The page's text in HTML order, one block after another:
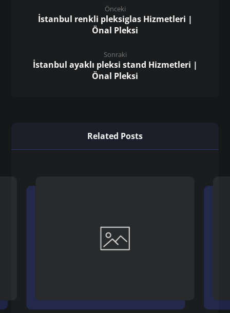
Önceki
İstanbul renkli pleksiglas Hizmetleri |
Önal Pleksi
Sonraki
İstanbul ayaklı pleksi stand Hizmetleri |
Önal Pleksi
Related Posts